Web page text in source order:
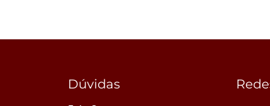
Dúvidas